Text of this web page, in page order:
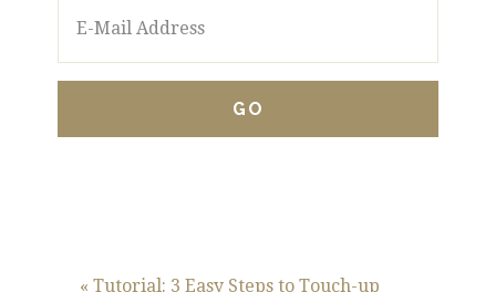
« Tutorial: 3 Easy Steps to Touch-up